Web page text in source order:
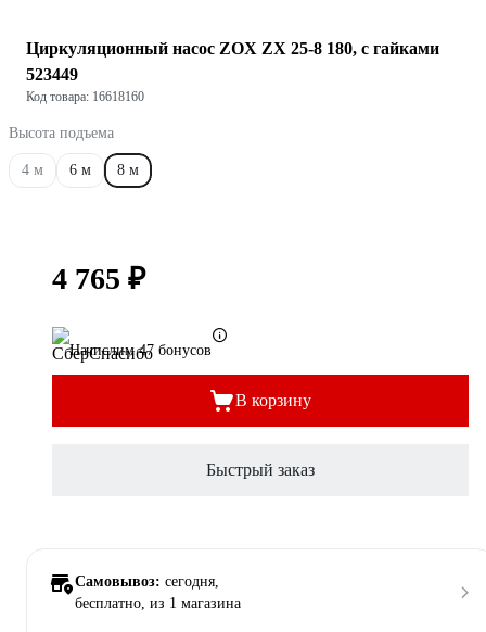
Циркуляционный насос ZOX ZX 25-8 180, с гайками
523449
Код товара: 16618160
Высота подъема
4 м 6 м 8 м
4 765 ₽
Начислим 47 бонусов
В корзину
Быстрый заказ
Самовывоз: сегодня,
бесплатно, из 1 магазина